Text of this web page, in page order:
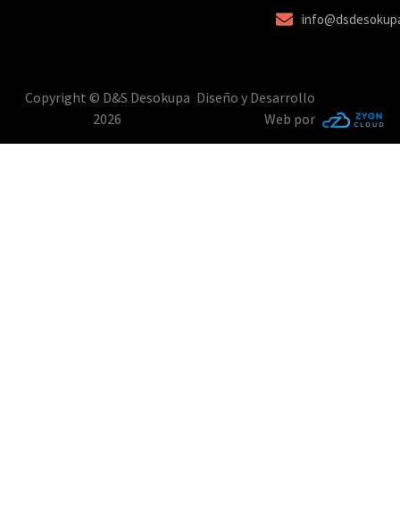
Copyright © D&S Desokupa
2026
Diseño y Desarrollo
Web por